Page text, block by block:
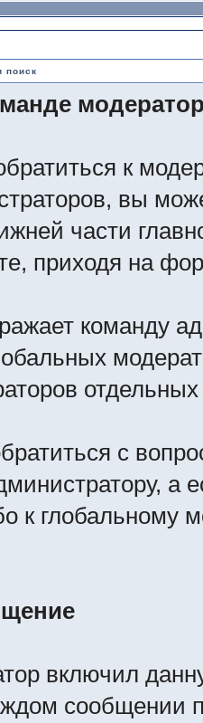
поиск
к
вы
части
приходя на
команду
с
а
к глобальному
включил
сообщении